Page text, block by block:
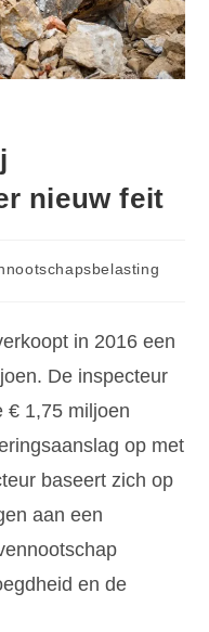
nieuw feit
in 2016 een
De inspecteur
€ 1,75 miljoen
op met
baseert zich op
aan een
en de